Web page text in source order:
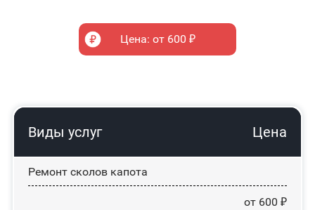
Цена: от 600 ₽
Виды услуг Цена
Ремонт сколов капота
от 600 ₽